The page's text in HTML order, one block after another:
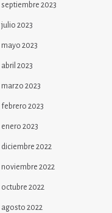
septiembre 2023
julio 2023
mayo 2023
abril 2023
marzo 2023
febrero 2023
enero 2023
diciembre 2022
noviembre 2022
octubre 2022
agosto 2022